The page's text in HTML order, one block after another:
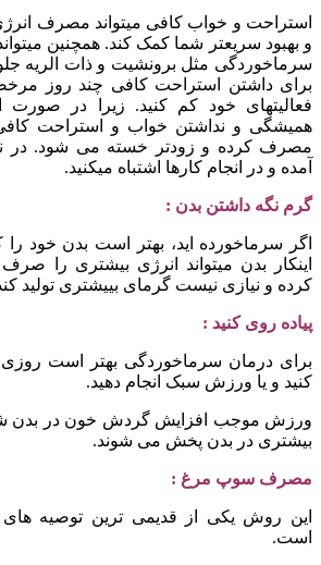
استراحت و خواب کافی میتواند مصرف
و بهبود سریعتر شما کمک کند. همچنین
سرماخوردگی مثل برونشیت و ذات الریه
برای داشتن استراحت کافی چند روز
فعالیتهای خود کم کنید. زیرا در صورت
همیشگی و نداشتن خواب و استراحت
مصرف کرده و زودتر خسته می شود. در
آمده و در انجام کارها اشتباه میکنید.
گرم نگه داشتن بدن :
اگر سرماخورده اید، بهتر است بدن خود را
اینکار بدن میتواند انرژی بیشتری را
کرده و نیازی نیست گرمای بییشتری تولید
پیاده روی کنید :
برای درمان سرماخوردگی بهتر است
کنید و یا ورزش سبک انجام دهید.
ورزش موجب افزایش گردش خون در بدن
بیشتری در بدن پخش می شوند.
مصرف سوپ مرغ :
این روش یکی از قدیمی ترین توصیه های
است.